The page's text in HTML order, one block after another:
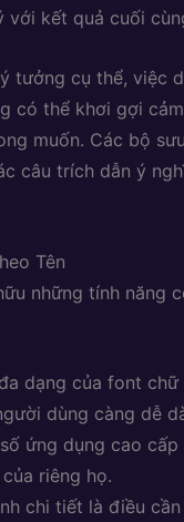
với kết quả cuối
tưởng cụ thể, việc
có thể khơi gợi
muốn. Các bộ
câu trích dẫn ý
Tên
những tính năng
dạng của font chữ
dùng càng dễ
ứng dụng cao cấp
riêng họ.
chi tiết là điều